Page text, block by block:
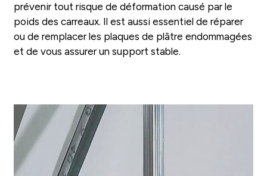
prévenir tout risque de déformation causé par le
poids des carreaux. Il est aussi essentiel de réparer
ou de remplacer les plaques de plâtre endommagées
et de vous assurer un support stable.